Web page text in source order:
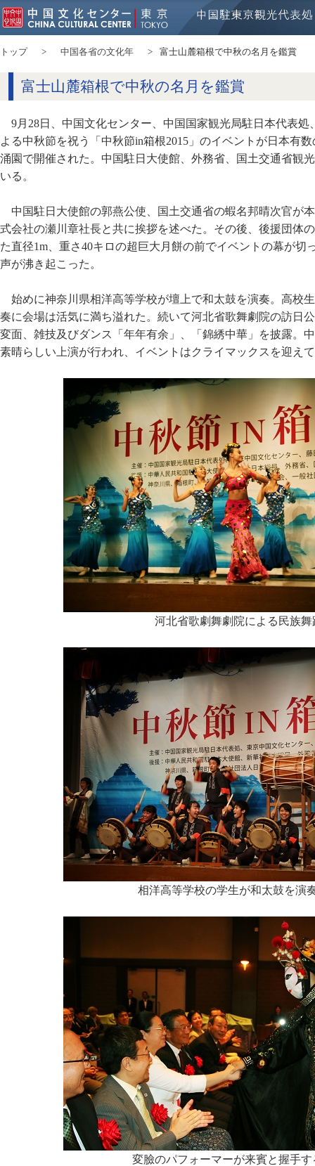
トップ 中国各省の文化年 富士山麓箱根で中秋の名月を鑑賞
富士山麓箱根で中秋の名月を鑑賞
9月28日、中国文化センター、中国国家観光局駐日本代表
よる中秋節を祝う「中秋節in箱根2015」のイベントが日本有
涌園で開催された。中国駐日大使館、外務省、国土交通省観
いる。
中国駐日大使館の郭燕公使、国土交通省の蝦名邦晴次官が
式会社の瀬川章社長と共に挨拶を述べた。その後、後援団体
た直径1m、重さ40キロの超巨大月餅の前でイベントの幕が切
声が沸き起こった。
始めに神奈川県相洋高等学校が壇上で和太鼓を演奏。高校
奏に会場は活気に満ち溢れた。続いて河北省歌舞劇院の訪日
変面、雑技及びダンス「年年有余」、「錦綉中華」を披露。
素晴らしい上演が行われ、イベントはクライマックスを迎え
河北省歌劇舞劇院による民族舞
相洋高等学校の学生が和太鼓を演
変臉のパフォーマーが来賓と握手す